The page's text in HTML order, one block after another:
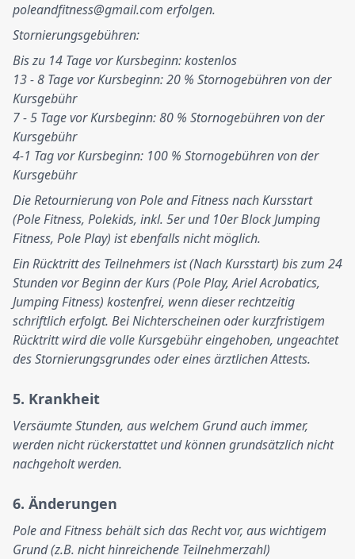
poleandfitness@gmail.com erfolgen.
Stornierungsgebühren:
Bis zu 14 Tage vor Kursbeginn: kostenlos
13 - 8 Tage vor Kursbeginn: 20 % Stornogebühren von der
Kursgebühr
7 - 5 Tage vor Kursbeginn: 80 % Stornogebühren von der
Kursgebühr
4-1 Tag vor Kursbeginn: 100 % Stornogebühren von der
Kursgebühr
Die Retournierung von Pole and Fitness nach Kursstart
(Pole Fitness, Polekids, inkl. 5er und 10er Block Jumping
Fitness, Pole Play) ist ebenfalls nicht möglich.
Ein Rücktritt des Teilnehmers ist (Nach Kursstart) bis zum 24
Stunden vor Beginn der Kurs (Pole Play, Ariel Acrobatics,
Jumping Fitness) kostenfrei, wenn dieser rechtzeitig
schriftlich erfolgt. Bei Nichterscheinen oder kurzfristigem
Rücktritt wird die volle Kursgebühr eingehoben, ungeachtet
des Stornierungsgrundes oder eines ärztlichen Attests.
5. Krankheit
Versäumte Stunden, aus welchem Grund auch immer,
werden nicht rückerstattet und können grundsätzlich nicht
nachgeholt werden.
6. Änderungen
Pole and Fitness behält sich das Recht vor, aus wichtigem
Grund (z.B. nicht hinreichende Teilnehmerzahl)